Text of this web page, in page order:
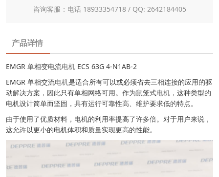
咨询客服：电话 18933354718 / QQ: 2642184405
产品详情
EMGR 单相变电流电机 ECS 63G 4-N1AB-2
EMGR 单相交流电机是适合所有可以或必须省去三相连接的应用的驱
动解决方案，因此只有单相网络可用。作为鼠笼式电机 ，这种类型的
电机设计简单而坚固，具有运行可靠性高、维护要求低的特点。
由于使用了优质材料，电机的利用率提高了许多倍。对于用户来说，
这允许以更小的电机体积和质量实现更高的性能。